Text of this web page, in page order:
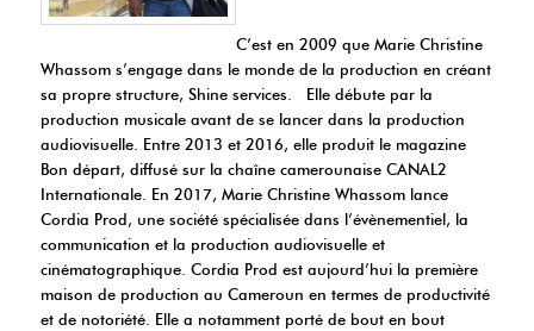
C’est en 2009 que Marie Christine
Whassom s’engage dans le monde de la production en créant
sa propre structure, Shine services. Elle débute par la
production musicale avant de se lancer dans la production
audiovisuelle. Entre 2013 et 2016, elle produit le magazine
Bon départ, diffusé sur la chaîne camerounaise CANAL2
Internationale. En 2017, Marie Christine Whassom lance
Cordia Prod, une société spécialisée dans l’évènementiel, la
communication et la production audiovisuelle et
cinématographique. Cordia Prod est aujourd’hui la première
maison de production au Cameroun en termes de productivité
et de notoriété. Elle a notamment porté de bout en bout